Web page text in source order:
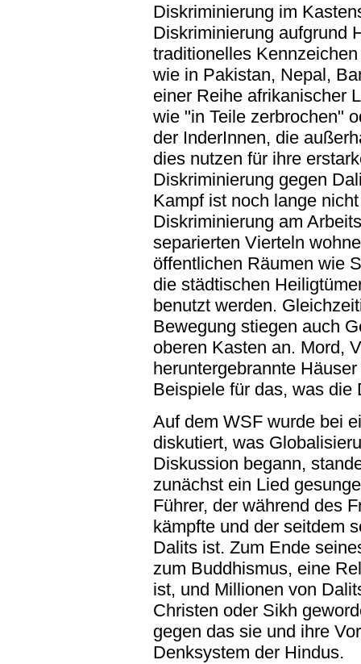
Diskriminierung im
Diskriminierung aufgrund
traditionelles
wie in Pakistan, Nepal,
einer Reihe afrikanischer
wie "in Teile zerbrochen"
der InderInnen, die
dies nutzen für ihre
Diskriminierung gegen
Kampf ist noch lange
Diskriminierung am
separierten Vierteln
öffentlichen Räumen wie
die städtischen
benutzt werden.
Bewegung stiegen auch
oberen Kasten an. Mord,
heruntergebrannte
Beispiele für das, was die
Auf dem WSF wurde bei
diskutiert, was
Diskussion begann,
zunächst ein Lied
Führer, der während des
kämpfte und der seitdem
Dalits ist. Zum Ende
zum Buddhismus, eine
ist, und Millionen von
Christen oder Sikh
gegen das sie und ihre
Denksystem der Hindus.